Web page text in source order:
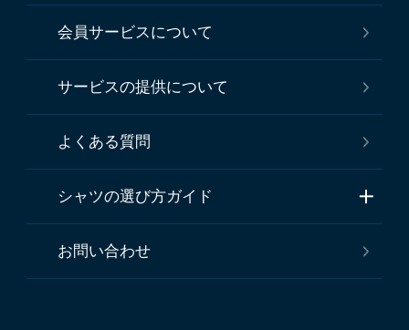
会員サービスについて
サービスの提供について
よくある質問
シャツの選び方ガイド
お問い合わせ